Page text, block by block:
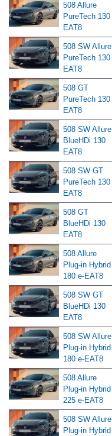
508 Allure
PureTech 130
EAT8
508 SW Allure
PureTech 130
EAT8
508 GT
PureTech 130
EAT8
508 SW Allure
BlueHDi 130
EAT8
508 SW GT
PureTech 130
EAT8
508 GT
BlueHDi 130
EAT8
508 Allure
Plug-in Hybrid
180 e-EAT8
508 SW GT
BlueHDi 130
EAT8
508 SW Allure
Plug-in Hybrid
180 e-EAT8
508 Allure
Plug-in Hybrid
225 e-EAT8
508 SW Allure
Plug-in Hybrid